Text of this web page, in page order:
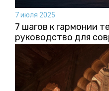
7 июля 2025
7 шагов к гармонии
руководство для